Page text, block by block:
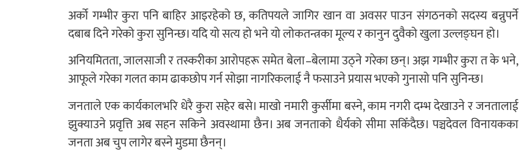
अर्को गम्भीर कुरा पनि बाहिर आइरहेको छ, कतिपयले जागिर खान वा अवसर पाउन संगठनको सदस्य बन्नुपर्ने
दबाब दिने गरेको कुरा सुनिन्छ। यदि यो सत्य हो भने यो लोकतन्त्रका मूल्य र कानुन दुवैको खुला उल्लङ्घन हो।
अनियमितता, जालसाजी र तस्करीका आरोपहरू समेत बेला–बेलामा उठ्ने गरेका छन्। अझ गम्भीर कुरा त के भने,
आफूले गरेका गलत काम ढाकछोप गर्न सोझा नागरिकलाई नै फसाउने प्रयास भएको गुनासो पनि सुनिन्छ।
जनताले एक कार्यकालभरि धेरै कुरा सहेर बसे। माखो नमारी कुर्सीमा बस्ने, काम नगरी दम्भ देखाउने र जनतालाई
झुक्याउने प्रवृत्ति अब सहन सकिने अवस्थामा छैन। अब जनताको धैर्यको सीमा सकिँदैछ। पञ्चदेवल विनायकका
जनता अब चुप लागेर बस्ने मुडमा छैनन्।